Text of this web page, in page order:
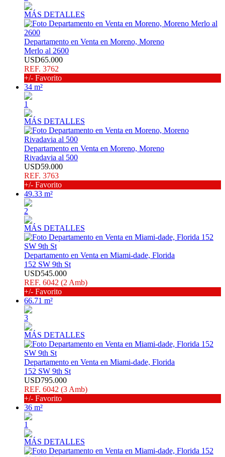
MÁS DETALLES
Departamento en Venta en Moreno, Moreno
Merlo al 2600
USD65.000
REF. 3762
+/- Favorito
34 m²
1
MÁS DETALLES
Departamento en Venta en Moreno, Moreno
Rivadavia al 500
USD59.000
REF. 3763
+/- Favorito
49.33 m²
2
MÁS DETALLES
Departamento en Venta en Miami-dade, Florida
152 SW 9th St
USD545.000
REF. 6042 (2 Amb)
+/- Favorito
66.71 m²
3
MÁS DETALLES
Departamento en Venta en Miami-dade, Florida
152 SW 9th St
USD795.000
REF. 6042 (3 Amb)
+/- Favorito
36 m²
1
MÁS DETALLES